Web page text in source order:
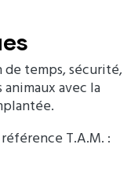
de temps, sécurité,
avec la
T.A.M. :